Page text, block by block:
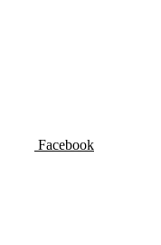
Facebook